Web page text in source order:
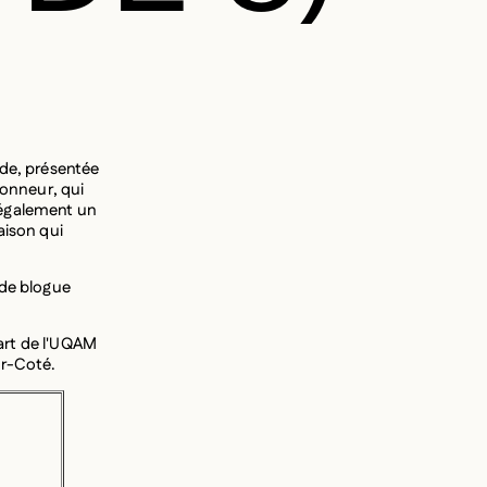
présentée
qui
un
qui
blogue
de l'UQAM
Coté.